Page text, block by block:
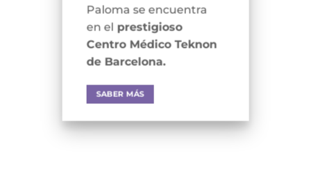
Paloma se encuentra
en el prestigioso
Centro Médico Teknon
de Barcelona.
SABER MÁS